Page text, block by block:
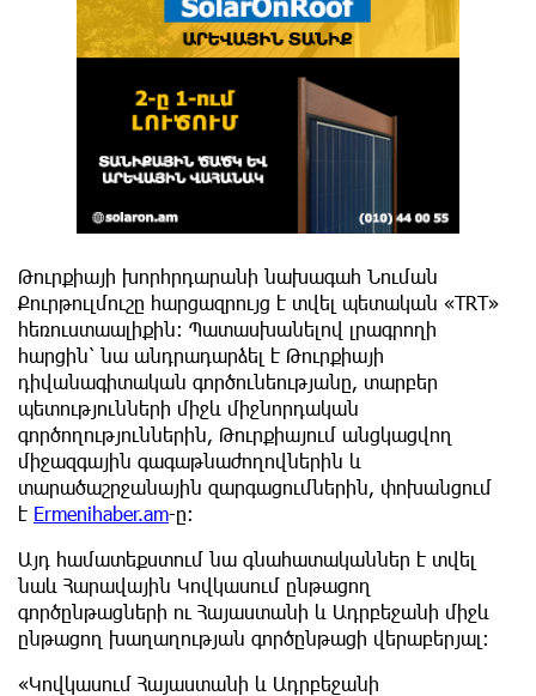
Թուրքիայի խորհրդարանի նախագահ Նուման
Քուրթուլմուշը հարցազրույց է տվել պետական «TRT»
հեռուստաալիքին։ Պատասխանելով լրագրողի
հարցին՝ նա անդրադարձել է Թուրքիայի
դիվանագիտական գործունեությանը, տարբեր
պետությունների միջև միջնորդական
գործողություններին, Թուրքիայում անցկացվող
միջազգային գագաթնաժողովներին և
տարածաշրջանային զարգացումներին, փոխանցում
է Ermenihaber.am-ը։
Այդ համատեքստում նա գնահատականներ է տվել
նաև Հարավային Կովկասում ընթացող
գործընթացների ու Հայաստանի և Ադրբեջանի միջև
ընթացող խաղաղության գործընթացի վերաբերյալ։
«Կովկասում Հայաստանի և Ադրբեջանի